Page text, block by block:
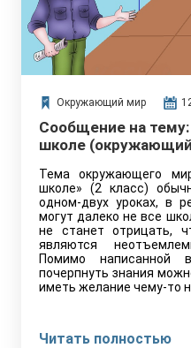
Окружающий мир
Сообщение на
школе
Тема окружающего
школе» (2 класс)
одном-двух уроках, в
могут далеко не все
не станет отрицать,
являются
Помимо написанной
почерпнуть знания
иметь желание чему-то
Читать полностью